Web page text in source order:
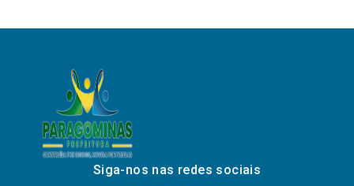
Siga-nos nas redes sociais